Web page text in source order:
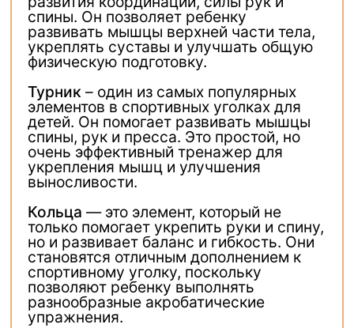
спины. Он позволяет ребенку
развивать мышцы верхней части тела,
укреплять суставы и улучшать общую
физическую подготовку.
Турник – один из самых популярных
элементов в спортивных уголках для
детей. Он помогает развивать мышцы
спины, рук и пресса. Это простой, но
очень эффективный тренажер для
укрепления мышц и улучшения
выносливости.
Кольца — это элемент, который не
только помогает укрепить руки и спину,
но и развивает баланс и гибкость. Они
становятся отличным дополнением к
спортивному уголку, поскольку
позволяют ребенку выполнять
разнообразные акробатические
упражнения.